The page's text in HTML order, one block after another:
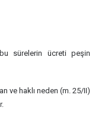
sürelerin ücreti peşin
ve haklı neden (m. 25/II)